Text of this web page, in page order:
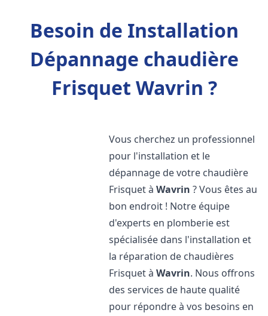
Besoin de Installation
Dépannage chaudière
Frisquet Wavrin ?
Vous cherchez un professionnel
pour l'installation et le
dépannage de votre chaudière
Frisquet àWavrin ? Vous êtes au
bon endroit ! Notre équipe
d'experts en plomberie est
spécialisée dans l'installation et
la réparation de chaudières
Frisquet àWavrin. Nous offrons
des services de haute qualité
pour répondre à vos besoins en